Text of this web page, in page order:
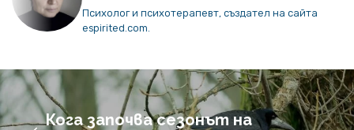
Психолог и психотерапевт, създател на сайта
espirited.com.
Кога започва сезонът на